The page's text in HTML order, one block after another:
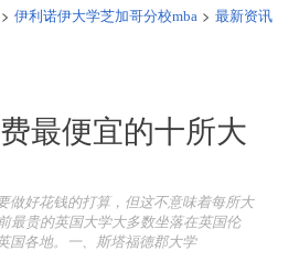
>伊利诺伊大学芝加哥分校mba >最新资讯
最便宜的十所大
做好花钱的打算，但这不意味着每所大
最贵的英国大学大多数坐落在英国伦
国各地。一、斯塔福德郡大学